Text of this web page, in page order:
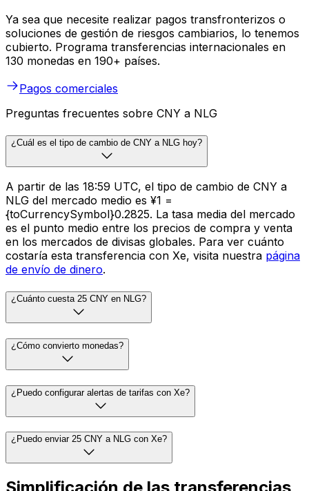
Ya sea que necesite realizar pagos transfronterizos o
soluciones de gestión de riesgos cambiarios, lo tenemos
cubierto. Programa transferencias internacionales en
130 monedas en 190+ países.
Pagos comerciales
Preguntas frecuentes sobre CNY a NLG
¿Cuál es el tipo de cambio de CNY a NLG hoy?
A partir de las 18:59 UTC, el tipo de cambio de CNY a
NLG del mercado medio es ¥1 =
{toCurrencySymbol}0.2825. La tasa media del mercado
es el punto medio entre los precios de compra y venta
en los mercados de divisas globales. Para ver cuánto
costaría esta transferencia con Xe, visita nuestra página
de envío de dinero.
¿Cuánto cuesta 25 CNY en NLG?
¿Cómo convierto monedas?
¿Puedo configurar alertas de tarifas con Xe?
¿Puedo enviar 25 CNY a NLG con Xe?